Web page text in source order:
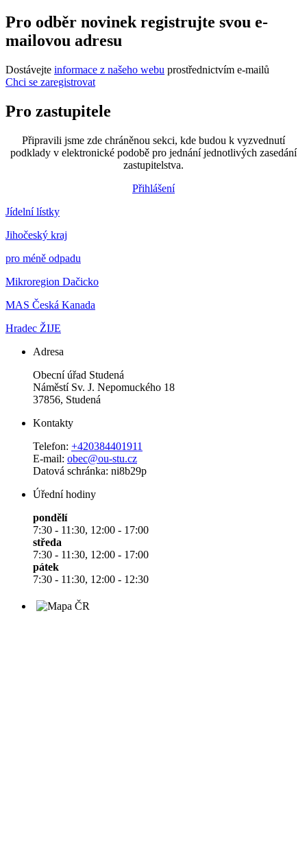
Pro odběr novinek registrujte svou e-
mailovou adresu
Dostávejte informace z našeho webu prostřednictvím e-mailů
Chci se zaregistrovat
Pro zastupitele
Připravili jsme zde chráněnou sekci, kde budou k vyzvednutí
podklady v elektronické podobě pro jednání jednotlivých zasedání
zastupitelstva.
Přihlášení
Jídelní lístky
Jihočeský kraj
pro méně odpadu
Mikroregion Dačicko
MAS Česká Kanada
Hradec ŽIJE
Adresa
Obecní úřad Studená
Náměstí Sv. J. Nepomuckého 18
37856, Studená
Kontakty
Telefon: +420384401911
E-mail: obec@ou-stu.cz
Datová schránka: ni8b29p
Úřední hodiny
pondělí
7:30 - 11:30, 12:00 - 17:00
středa
7:30 - 11:30, 12:00 - 17:00
pátek
7:30 - 11:30, 12:00 - 12:30